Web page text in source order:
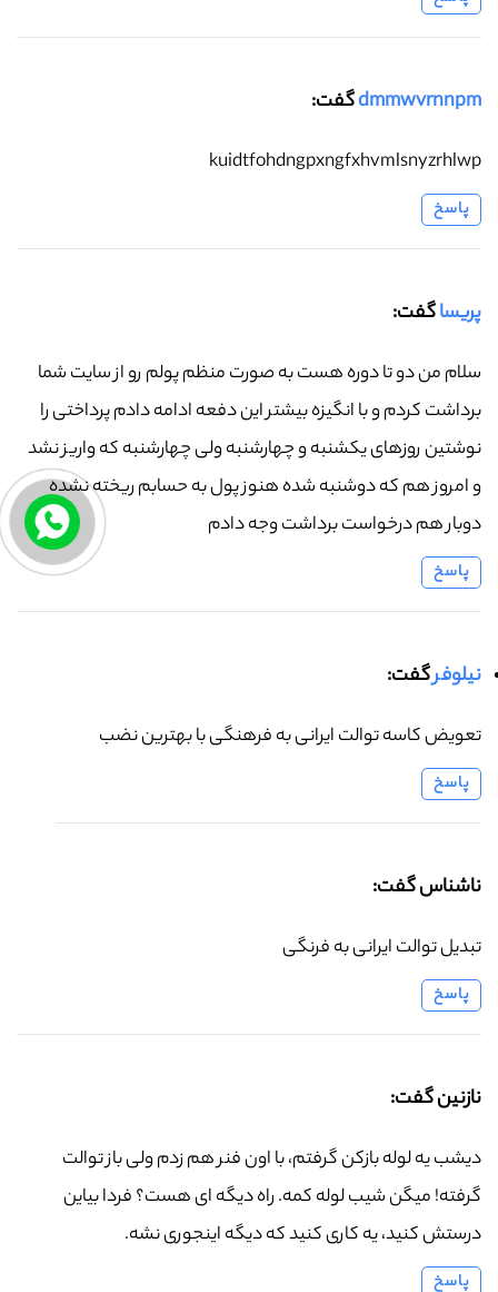
dmmwvrnnpmگفت:
kuidtfohdngpxngfxhvmlsnyzrhlwp
پاسخ
پریساگفت:
سلام من دو تا دوره هست به صورت منظم پولم رو از سایت شما
برداشت کردم و با انگیزه بیشتر این دفعه ادامه دادم پرداختی را
نوشتین روزهای یکشنبه و چهارشنبه ولی چهارشنبه که واریز نشد
و امروز هم که دوشنبه شده هنوز پول به حسابم ریخته نشده
دوبار هم درخواست برداشت وجه دادم
پاسخ
نیلوفرگفت:
تعویض کاسه توالت ایرانی به فرهنگی با بهترین نضب
پاسخ
ناشناس گفت:
تبدیل توالت ایرانی به فرنگی
پاسخ
نازنین گفت:
دیشب یه لوله بازکن گرفتم، با اون فنر هم زدم ولی باز توالت
گرفته! میگن شیب لوله کمه. راه دیگه ای هست؟ فردا بیاین
درستش کنید، یه کاری کنید که دیگه اینجوری نشه.
پاسخ